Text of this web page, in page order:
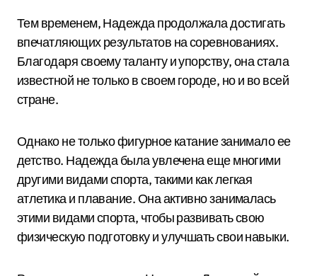
Тем временем, Надежда продолжала достигать
впечатляющих результатов на соревнованиях.
Благодаря своему таланту и упорству, она стала
известной не только в своем городе, но и во всей
стране.
Однако не только фигурное катание занимало ее
детство. Надежда была увлечена еще многими
другими видами спорта, такими как легкая
атлетика и плавание. Она активно занималась
этими видами спорта, чтобы развивать свою
физическую подготовку и улучшать свои навыки.